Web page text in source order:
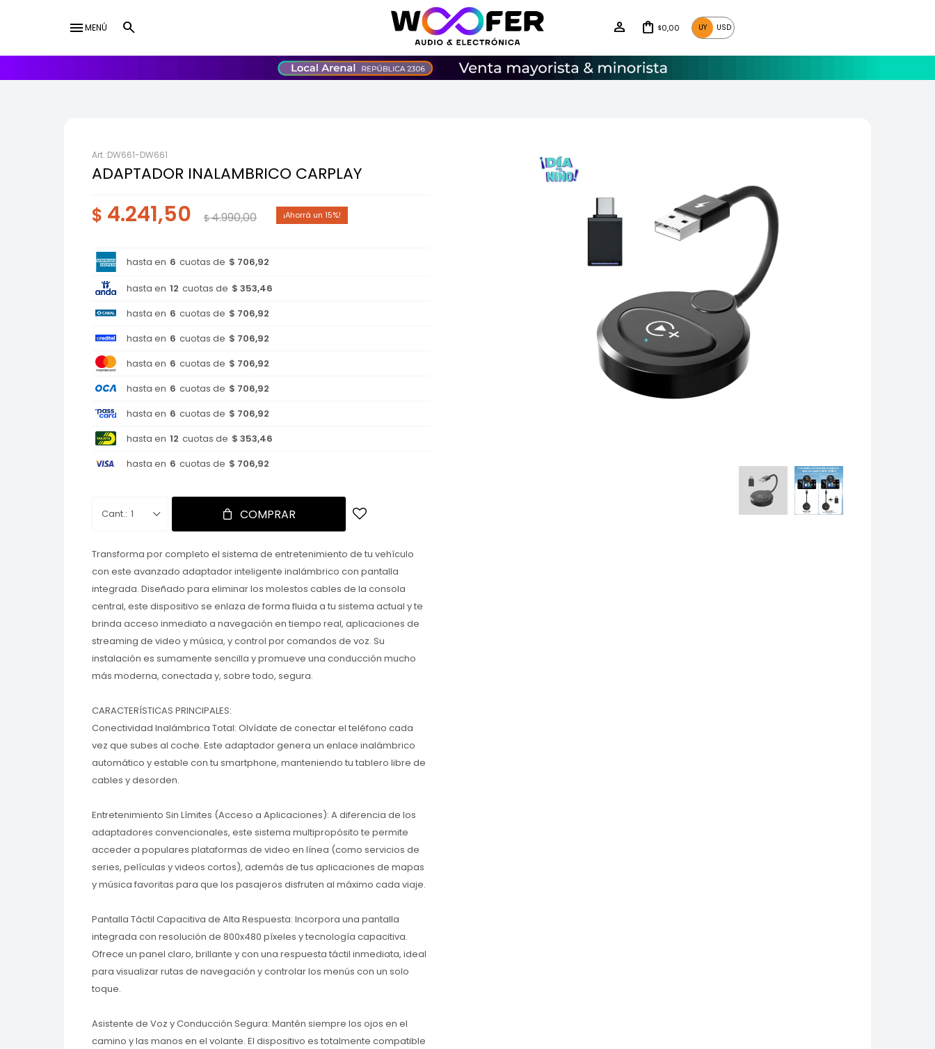
menuMENÚ $0,00 UY USD
DW661-DW661
ADAPTADOR INALAMBRICO CARPLAY
$ 4.241,50 $4.990,00 15
hasta en 6 cuotas de $ 706,92
hasta en 12 cuotas de $ 353,46
hasta en 6 cuotas de $ 706,92
hasta en 6 cuotas de $ 706,92
hasta en 6 cuotas de $ 706,92
hasta en 6 cuotas de $ 706,92
hasta en 6 cuotas de $ 706,92
hasta en 12 cuotas de $ 353,46
hasta en 6 cuotas de $ 706,92
1 COMPRAR
Transforma por completo el sistema de entretenimiento de tu vehículo
con este avanzado adaptador inteligente inalámbrico con pantalla
integrada. Diseñado para eliminar los molestos cables de la consola
central, este dispositivo se enlaza de forma fluida a tu sistema actual y te
brinda acceso inmediato a navegación en tiempo real, aplicaciones de
streaming de video y música, y control por comandos de voz. Su
instalación es sumamente sencilla y promueve una conducción mucho
más moderna, conectada y, sobre todo, segura.
CARACTERÍSTICAS PRINCIPALES:
Conectividad Inalámbrica Total: Olvídate de conectar el teléfono cada
vez que subes al coche. Este adaptador genera un enlace inalámbrico
automático y estable con tu smartphone, manteniendo tu tablero libre de
cables y desorden.
Entretenimiento Sin Límites (Acceso a Aplicaciones): A diferencia de los
adaptadores convencionales, este sistema multipropósito te permite
acceder a populares plataformas de video en línea (como servicios de
series, películas y videos cortos), además de tus aplicaciones de mapas
y música favoritas para que los pasajeros disfruten al máximo cada viaje.
Pantalla Táctil Capacitiva de Alta Respuesta: Incorpora una pantalla
integrada con resolución de 800x480 píxeles y tecnología capacitiva.
Ofrece un panel claro, brillante y con una respuesta táctil inmediata, ideal
para visualizar rutas de navegación y controlar los menús con un solo
toque.
Asistente de Voz y Conducción Segura: Mantén siempre los ojos en el
camino y las manos en el volante. El dispositivo es totalmente compatible